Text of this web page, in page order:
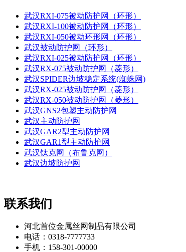
武汉RXI-075被动防护网（环形）
武汉RXI-100被动防护网（环形）
武汉RXI-050被动环形网（环形）
武汉被动防护网（环形）
武汉RXI-025被动防护网（环形）
武汉RX-075被动防护网（菱形）
武汉SPIDER边坡稳定系统(蜘蛛网)
武汉RX-025被动防护网（菱形）
武汉RX-050被动防护网（菱形）
武汉GNS2包塑主动防护网
武汉主动防护网
武汉GAR2型主动防护网
武汉GAR1型主动防护网
武汉钛克网（布鲁克网）
武汉边坡防护网
联系我们
河北首位金属丝网制品有限公司
电话：0318-7777733
手机：158-301-00000